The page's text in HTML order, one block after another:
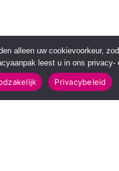
alleen uw cookievoorkeur,
leest u in ons privacy-
Privacybeleid